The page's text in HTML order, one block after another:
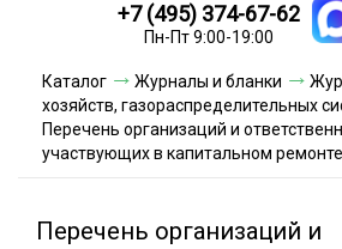
Новинки
Условия
Условия оплаты
Акции и скидки
+7 (495) 374-67-62
Пн-Пт 9:00-19:00
Каталог Журналы и бланки
хозяйств, газораспределительных
Перечень организаций и
участвующих в капитальном
Перечень организаций и